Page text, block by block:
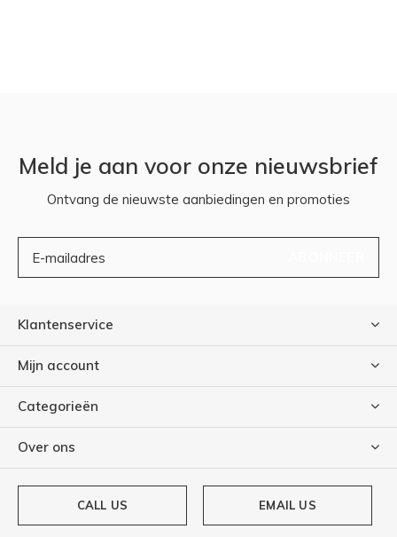
Meld je aan voor onze nieuwsbrief
Ontvang de nieuwste aanbiedingen en promoties
Klantenservice
Mijn account
Categorieën
Over ons
CALL US EMAIL US